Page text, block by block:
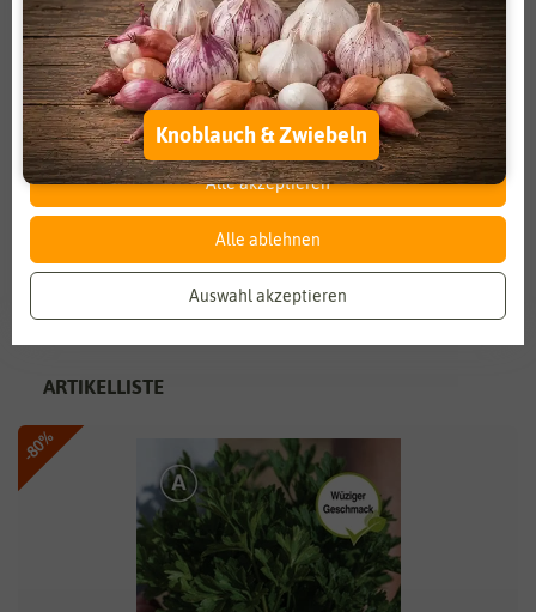
Medal of Honour ausgezeichnet. Das Unternehmen bietet
heute weltweit englische Blumen, Samen und Gartenzubehör.
Auf dem englischen Markt gehört Thompson & Morgan zu den
führenden Unternehmen im Premiumsegment. Das Portfolio
des Unternehmens enthält ein preisgekröntes
Saatgutsortiment sowie Pflanzkartoffeln, Blumenzwiebeln,
Jungpflanzen und vieles mehr. Alle Produkten werden
strengen und sorgfältig ausgewählten Tests unterzogen, um
so die höchst mögliche Qualität bieten zu können.
Alle Thompson & Morgan Artikel anzeigen
ARTIKELLISTE
-80%
Zahlungsdienstleister Marketing
Externe Medien Funktional
Weitere Einstellungen
Alle akzeptieren
Alle ablehnen
Auswahl akzeptieren
Knoblauch & Zwiebeln